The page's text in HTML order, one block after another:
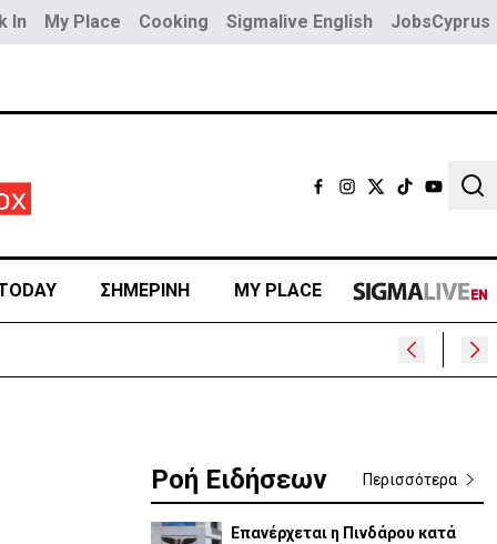
In My Place Cooking Sigmalive English JobsCyprus
ΣΗΜΕΡΙΝΗ MY PLACE
Ροή Ειδήσεων Περισσότερα
Επανέρχεται η Πινδάρου κατά